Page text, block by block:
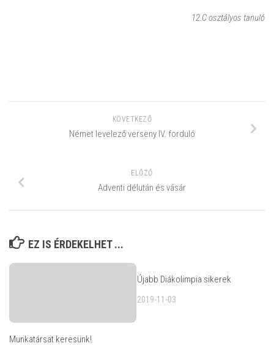
12.C osztályos tanuló
KÖVETKEZŐ
Német levelező verseny IV. forduló
ELŐZŐ
Adventi délután és vásár
EZ IS ÉRDEKELHET ...
Munkatársat keresünk!
Újabb Diákolimpia sikerek
2019-11-03